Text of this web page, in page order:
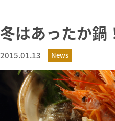
冬はあったか鍋
2015.01.13 News